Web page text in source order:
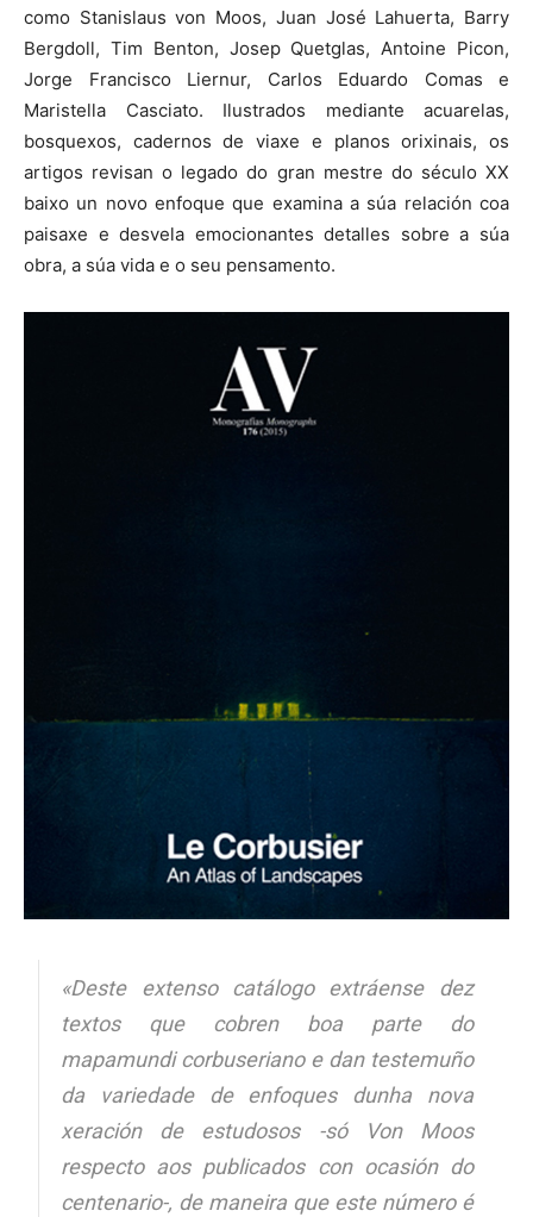
como Stanislaus von Moos, Juan José Lahuerta, Barry
Bergdoll, Tim Benton, Josep Quetglas, Antoine Picon,
Jorge Francisco Liernur, Carlos Eduardo Comas e
Maristella Casciato. Ilustrados mediante acuarelas,
bosquexos, cadernos de viaxe e planos orixinais, os
artigos revisan o legado do gran mestre do século XX
baixo un novo enfoque que examina a súa relación coa
paisaxe e desvela emocionantes detalles sobre a súa
obra, a súa vida e o seu pensamento.
«Deste extenso catálogo extráense dez
textos que cobren boa parte do
mapamundi corbuseriano e dan testemuño
da variedade de enfoques dunha nova
xeración de estudosos -só Von Moos
respecto aos publicados con ocasión do
centenario-, de maneira que este número é